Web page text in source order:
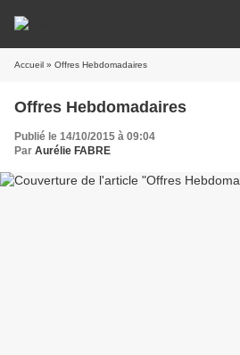
Accueil » Offres Hebdomadaires
Offres Hebdomadaires
Publié le 14/10/2015 à 09:04
Par Aurélie FABRE